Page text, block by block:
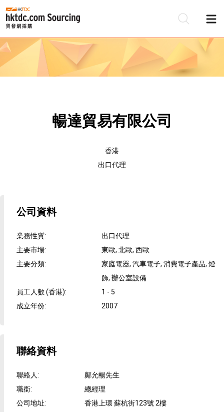
暢達貿易有限公司
香港
出口代理
公司資料
業務性質:
出口代理
主要市場:
東歐, 北歐, 西歐
主要分類:
家庭電器, 汽車電子, 消費電子產品, 燈
飾, 辦公室設備
員工人數 (香港):
1 - 5
成立年份: 2007
聯絡資料
聯絡人:
鄺允暢先生
職銜:
總經理
公司地址:
香港上環 蘇杭街123號 2樓